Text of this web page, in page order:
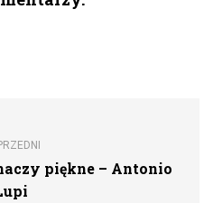
piękne – Antonio